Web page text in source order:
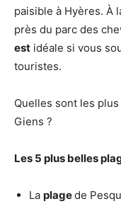
paisible à Hyères. À
près du parc des
est idéale si vous
touristes.
Quelles sont les
Giens ?
Les 5 plus belles
La plagede